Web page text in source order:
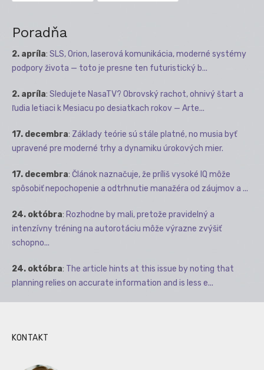
Poradňa
2. apríla: SLS, Orion, laserová komunikácia, moderné systémy
podpory života — toto je presne ten futuristický b...
2. apríla: Sledujete NasaTV? Obrovský rachot, ohnivý štart a
ľudia letiaci k Mesiacu po desiatkach rokov — Arte...
17. decembra: Základy teórie sú stále platné, no musia byť
upravené pre moderné trhy a dynamiku úrokových mier.
17. decembra: Článok naznačuje, že príliš vysoké IQ môže
spôsobiť nepochopenie a odtrhnutie manažéra od záujmov a ...
24. októbra: Rozhodne by mali, pretože pravidelný a
intenzívny tréning na autorotáciu môže výrazne zvýšiť
schopno...
24. októbra: The article hints at this issue by noting that
planning relies on accurate information and is less e...
KONTAKT